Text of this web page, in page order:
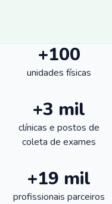
+100
unidades físicas
+3 mil
clínicas e postos de
coleta de exames
+19 mil
profissionais parceiros